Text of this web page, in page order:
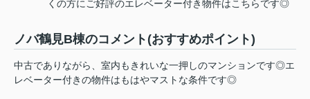
くの方にご好評のエレベーター付き物件はこちらです◎
ノバ鶴見B棟のコメント(おすすめポイント)
中古でありながら、室内もきれいな一押しのマンションです◎エ
レベーター付きの物件はもはやマストな条件です◎